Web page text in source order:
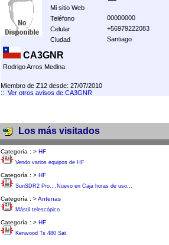
Mi sitio Web
Teléfono
00000000
Celular
+56979222083
Ciudad
Santiago
CA3GNR
Rodrigo Arros Medina
Miembro de Z12 desde: 27/07/2010
:: Ver otros avisos de CA3GNR
Los más visitados
Categoría : > HF
Vendo varios equipos de HF
Categoría : > HF
SunSDR2 Pro....Nuevo en Caja horas de uso...
Categoría : >Antenas
Mástil telescópico
Categoría : > HF
Kenwood Ts 480 Sat.